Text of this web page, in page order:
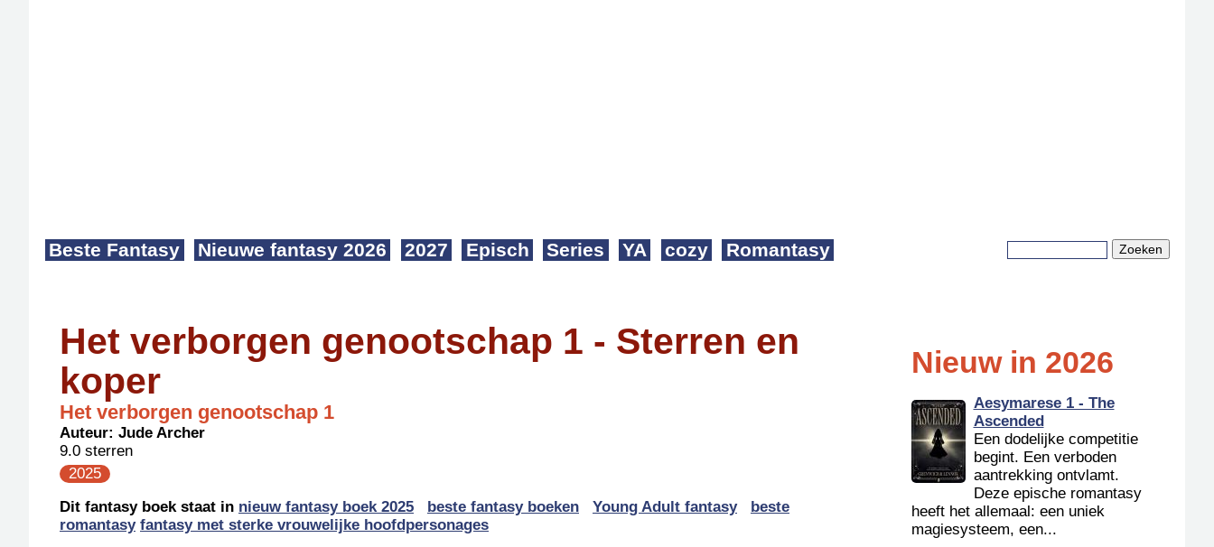
Zoeken
Beste Fantasy Nieuwe fantasy 2026 2027 Episch Series YA cozy Romantasy
Het verborgen genootschap 1 - Sterren en
koper
Het verborgen genootschap 1
Auteur: Jude Archer
9.0 sterren
2025
Dit fantasy boek staat in nieuw fantasy boek 2025 beste fantasy boeken Young Adult fantasy
beste
romantasy fantasy met sterke vrouwelijke hoofdpersonages
Nieuw in 2026
Aesymarese 1 - The
Ascended
Een dodelijke competitie
begint. Een verboden
aantrekking ontvlamt.
Deze epische romantasy
heeft het allemaal: een uniek
magiesysteem, een...